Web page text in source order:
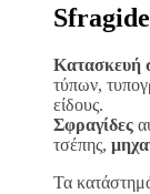
Κατασκευή
τύπων,
είδους.
Σφραγίδες
τσέπης,
Τα